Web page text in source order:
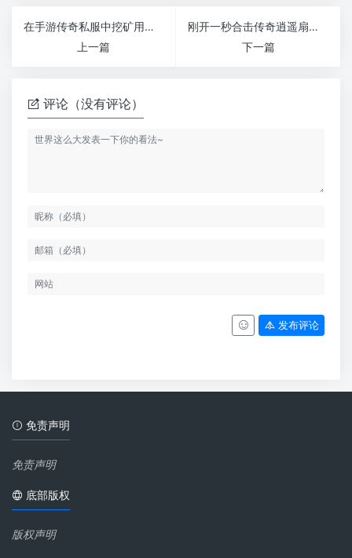
在手游传奇私服中挖矿用什么装备好
上一篇
刚开一秒合击传奇逍遥扇是道士最好的武器装备吗
下一篇
评论（没有评论）
发布评论
免责声明
免责声明
底部版权
版权声明